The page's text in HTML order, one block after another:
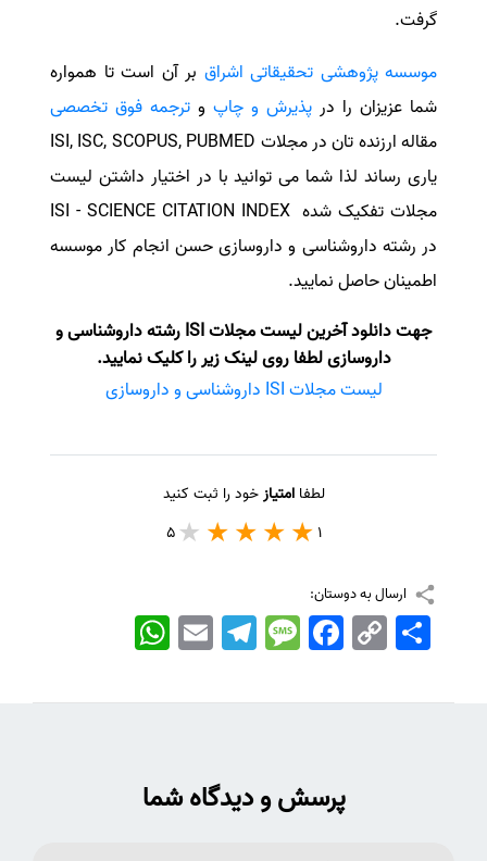
گرفت.
موسسه پژوهشی تحقیقاتی اشراق بر آن است تا همواره
شما عزیزان را در پذیرش و چاپ و ترجمه فوق تخصصی
مقاله ارزنده تان در مجلات ISI, ISC, SCOPUS, PUBMED
یاری رساند لذا شما می توانید با در اختیار داشتن لیست
مجلات تفکیک شده ISI - SCIENCE CITATION INDEX
در رشته داروشناسی و داروسازی حسن انجام کار موسسه
اطمینان حاصل نمایید.
جهت دانلود آخرین لیست مجلات ISI رشته داروشناسی و
داروسازی لطفا روی لینک زیر را کلیک نمایید.
لیست مجلات ISI داروشناسی و داروسازی
لطفاامتیازخود را ثبت کنید
1
5
ارسال به دوستان:
WhatsApp EmailTelegramMessageFacebook Copy
Link
اشتراک
پرسش و دیدگاه شما